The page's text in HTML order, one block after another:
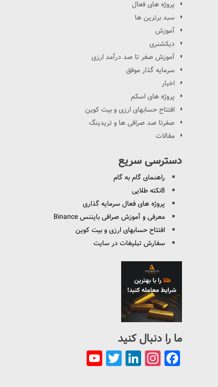
پروژه های فعال
سبد برترین ها
آموزش
دیکشنری
آموزش صفر تا صد درآمد ارزی
سرمایه گذار موفق
اخبار
پروژه های اسکم
افتتاح حسابهای ارزی و بیت کوین
صفرتا صد صرافی ها و تریدینگ
مقالات
دسترسی سریع
راهنمای گام به گام
8نکته طلایی
پروژه های فعال سرمایه گذاری
معرفی و آموزش صرافی بایننس Binance
افتتاح حسابهای ارزی و بیت کوین
سفارش تبلیغات در سایت
ما را دنبال کنید
Facebook
Instagram
LinkedIn
Twitter
YouTube
Channel